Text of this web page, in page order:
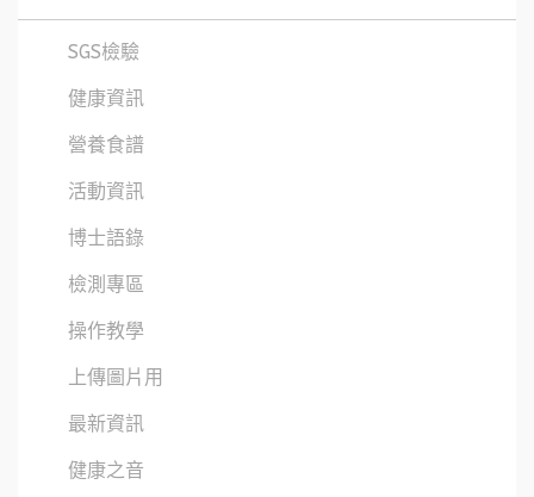
SGS檢驗
健康資訊
營養食譜
活動資訊
博士語錄
檢測專區
操作教學
上傳圖片用
最新資訊
健康之音